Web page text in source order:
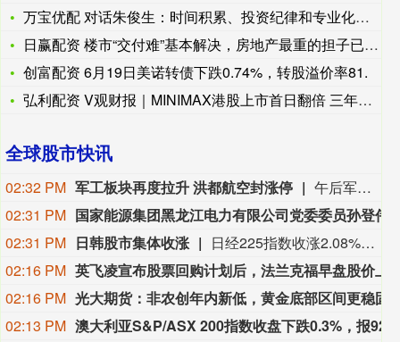
万宝优配 对话朱俊生：时间积累、投资纪律和专业化管理，是养老
日赢配资 楼市“交付难”基本解决，房地产最重的担子已卸下
创富配资 6月19日美诺转债下跌0.74%，转股溢价率81.
弘利配资 V观财报｜MINIMAX港股上市首日翻倍 三年多累
全球股市快讯
02:32 PM 军工板块再度拉升 洪都航空封涨停
午后军工板块再度拉升，洪都航空封涨停，此前长城军工封涨停，北方长龙、科力装备涨超10%，建设工业、国科军工、中国动力、中航沈飞、航天南湖、航天彩虹等多股涨超5%。
02:31 PM
02:31 PM 日韩股市集体收涨
日经225指数收涨2.08%，报66970.22点。韩国综指收涨0.65%，报6299.66点。
02:16 PM 英飞凌宣布股票回购计划后，法兰克福早盘股价上涨1.9%。
02:16 PM
02:13 PM